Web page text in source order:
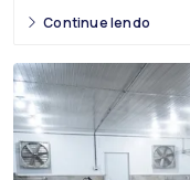
Continue lendo